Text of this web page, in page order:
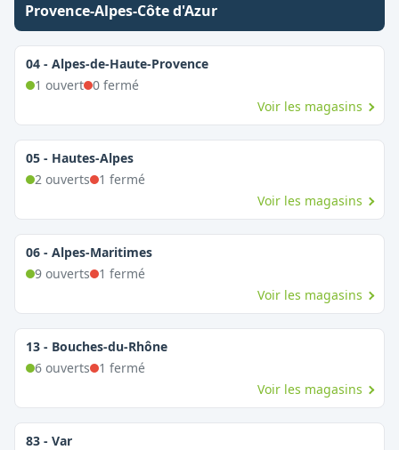
Provence-Alpes-Côte d'Azur
04 - Alpes-de-Haute-Provence
1 ouvert 0fermé
Voir les magasins
05 - Hautes-Alpes
2ouverts 1 fermé
Voir les magasins
06 - Alpes-Maritimes
9ouverts 1 fermé
Voir les magasins
13 - Bouches-du-Rhône
6ouverts 1 fermé
Voir les magasins
83 - Var